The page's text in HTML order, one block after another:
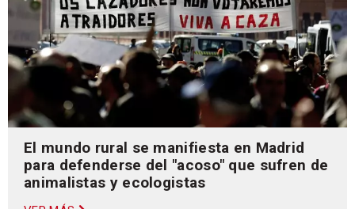
El mundo rural se manifiesta en Madrid
para defenderse del "acoso" que sufren de
animalistas y ecologistas